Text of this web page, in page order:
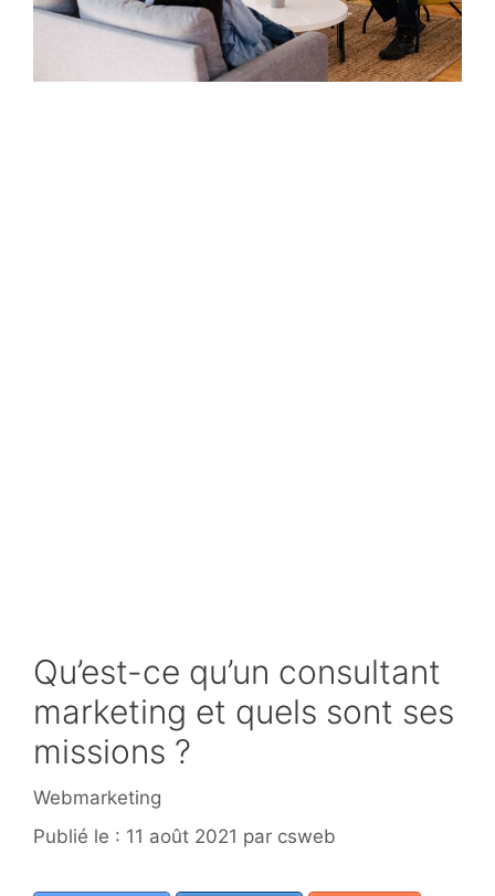
Qu’est-ce qu’un consultant
marketing et quels sont ses
missions ?
Catégories
Webmarketing
11 août 2021 par csweb